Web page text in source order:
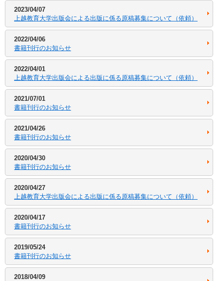
2023/04/07
上越教育大学出版会による出版に係る原稿募集について（依頼）
2022/04/06
書籍刊行のお知らせ
2022/04/01
上越教育大学出版会による出版に係る原稿募集について（依頼）
2021/07/01
書籍刊行のお知らせ
2021/04/26
書籍刊行のお知らせ
2020/04/30
書籍刊行のお知らせ
2020/04/27
上越教育大学出版会による出版に係る原稿募集について（依頼）
2020/04/17
書籍刊行のお知らせ
2019/05/24
書籍刊行のお知らせ
2018/04/09